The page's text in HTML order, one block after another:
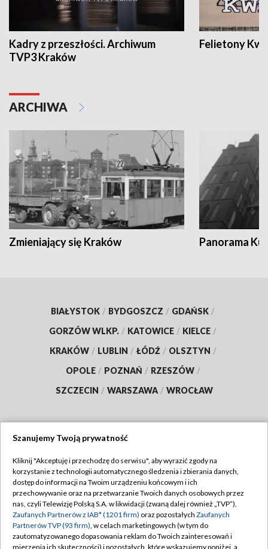
Kadry z przeszłości. Archiwum
TVP3 Kraków
Felietony
ARCHIWA
Zmieniający się Kraków Panorama
BIAŁYSTOK / BYDGOSZCZ / GDAŃSK /
GORZÓW WLKP. / KATOWICE / KIELCE /
KRAKÓW / LUBLIN / ŁÓDŹ / OLSZTYN /
OPOLE / POZNAŃ / RZESZÓW /
SZCZECIN / WARSZAWA / WROCŁAW
TVP
Abonament TVP
Emisja w TVP
Centrum informacji TVP
Regulamin TVP
Polityka prywatności
Moje zgody
Szanujemy Twoją prywatność
Kliknij "Akceptuję i przechodzę do serwisu", aby wyrazić zgody na
korzystanie z technologii automatycznego śledzenia i zbierania danych,
dostęp do informacji na Twoim urządzeniu końcowym i ich
przechowywanie oraz na przetwarzanie Twoich danych osobowych przez
nas, czyli Telewizję Polską S.A. w likwidacji (zwaną dalej również „TVP”),
Zaufanych Partnerów z IAB* (1201 firm) oraz pozostałych Zaufanych
Partnerów TVP (93 firm), w celach marketingowych (w tym do
zautomatyzowanego dopasowania reklam do Twoich zainteresowań i
mierzenia ich skuteczności) i pozostałych, które wskazujemy poniżej, a